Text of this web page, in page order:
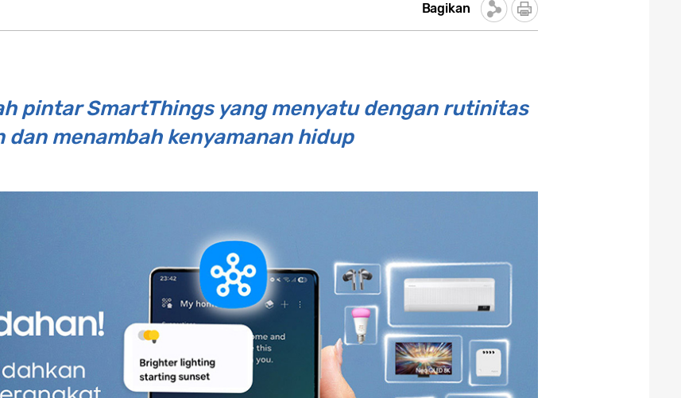
Bagikan
pintar SmartThings yang menyatu dengan rutinitas
dan menambah kenyamanan hidup